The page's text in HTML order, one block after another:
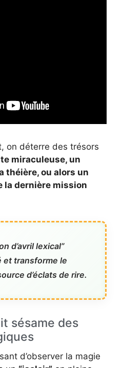
on déterre des trésors
miraculeuse, un
théière, ou alors un
la dernière mission
d’avril lexical”
et transforme le
d’éclats de rire.
sésame des
d’observer la magie